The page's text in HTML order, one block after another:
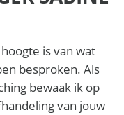
is van wat
besproken. Als
bewaak ik op
van jouw